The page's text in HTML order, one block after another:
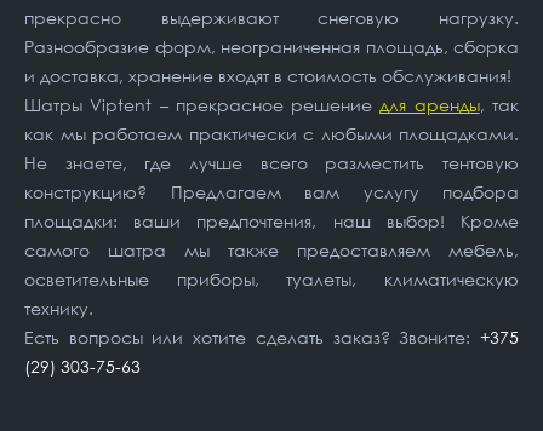
прекрасно выдерживают снеговую нагрузку.
Разнообразие форм, неограниченная площадь, сборка
и доставка, хранение входят в стоимость обслуживания!
Шатры Viptent – прекрасное решение для аренды, так
как мы работаем практически с любыми площадками.
Не знаете, где лучше всего разместить тентовую
конструкцию? Предлагаем вам услугу подбора
площадки: ваши предпочтения, наш выбор! Кроме
самого шатра мы также предоставляем мебель,
осветительные приборы, туалеты, климатическую
технику.
Есть вопросы или хотите сделать заказ? Звоните: +375
(29) 303-75-63